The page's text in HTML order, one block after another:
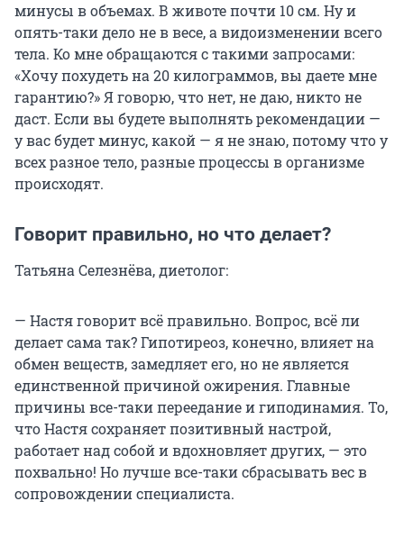
минусы в объемах. В животе почти 10 см. Ну и
опять-таки дело не в весе, а видоизменении всего
тела. Ко мне обращаются с такими запросами:
«Хочу похудеть на 20 килограммов, вы даете мне
гарантию?» Я говорю, что нет, не даю, никто не
даст. Если вы будете выполнять рекомендации —
у вас будет минус, какой — я не знаю, потому что у
всех разное тело, разные процессы в организме
происходят.
Говорит правильно, но что делает?
Татьяна Селезнёва, диетолог:
— Настя говорит всё правильно. Вопрос, всё ли
делает сама так? Гипотиреоз, конечно, влияет на
обмен веществ, замедляет его, но не является
единственной причиной ожирения. Главные
причины все-таки переедание и гиподинамия. То,
что Настя сохраняет позитивный настрой,
работает над собой и вдохновляет других, — это
похвально! Но лучше все-таки сбрасывать вес в
сопровождении специалиста.